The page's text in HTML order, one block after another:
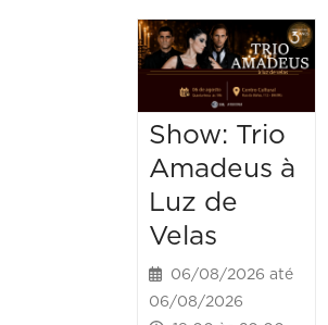
Show: Trio
Amadeus à
Luz de
Velas
06/08/2026 até
06/08/2026